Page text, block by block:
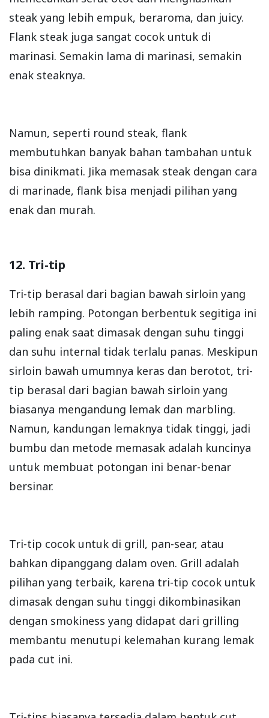
steak yang lebih empuk, beraroma, dan juicy.
Flank steak juga sangat cocok untuk di
marinasi. Semakin lama di marinasi, semakin
enak steaknya.
Namun, seperti round steak, flank
membutuhkan banyak bahan tambahan untuk
bisa dinikmati. Jika memasak steak dengan cara
di marinade, flank bisa menjadi pilihan yang
enak dan murah.
12. Tri-tip
Tri-tip berasal dari bagian bawah sirloin yang
lebih ramping. Potongan berbentuk segitiga ini
paling enak saat dimasak dengan suhu tinggi
dan suhu internal tidak terlalu panas. Meskipun
sirloin bawah umumnya keras dan berotot, tri-
tip berasal dari bagian bawah sirloin yang
biasanya mengandung lemak dan marbling.
Namun, kandungan lemaknya tidak tinggi, jadi
bumbu dan metode memasak adalah kuncinya
untuk membuat potongan ini benar-benar
bersinar.
Tri-tip cocok untuk di grill, pan-sear, atau
bahkan dipanggang dalam oven. Grill adalah
pilihan yang terbaik, karena tri-tip cocok untuk
dimasak dengan suhu tinggi dikombinasikan
dengan smokiness yang didapat dari grilling
membantu menutupi kelemahan kurang lemak
pada cut ini.